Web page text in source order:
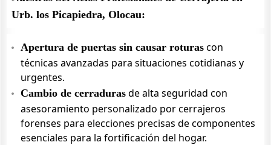
Urb. los Picapiedra, Olocau:
Apertura de puertas sin causar roturas con
técnicas avanzadas para situaciones cotidianas y
urgentes.
Cambio de cerraduras de alta seguridad con
asesoramiento personalizado por cerrajeros
forenses para elecciones precisas de componentes
esenciales para la fortificación del hogar.